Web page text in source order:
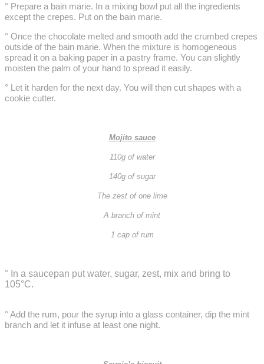
° Prepare a bain marie. In a mixing bowl put all the ingredients
except the crepes. Put on the bain marie.
° Once the chocolate melted and smooth add the crumbed crepes
outside of the bain marie. When the mixture is homogeneous
spread it on a baking paper in a pastry frame. You can slightly
moisten the palm of your hand to spread it easily.
° Let it harden for the next day. You will then cut shapes with a
cookie cutter.
Mojito sauce
110g of water
140g of sugar
The zest of one lime
A branch of mint
1 cap of rum
° In a saucepan put water, sugar, zest, mix and bring to
105°C.
° Add the rum, pour the syrup into a glass container, dip the mint
branch and let it infuse at least one night.